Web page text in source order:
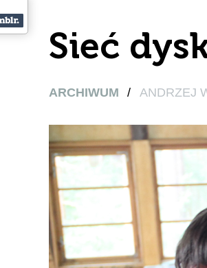
Sieć
ARCHIWUM / ANDRZEJ